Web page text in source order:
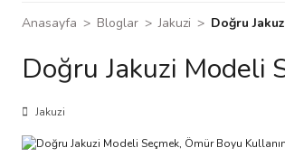
Anasayfa Bloglar Jakuzi Doğru
Doğru Jakuzi Modeli
Jakuzi